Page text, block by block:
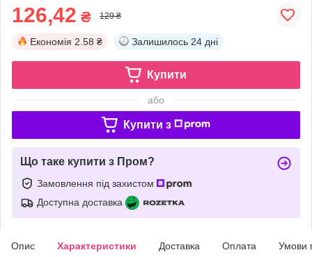
126,42 ₴ 129 ₴
Економія 2.58 ₴ Залишилось 24 дні
Купити
або
Купити з
Що таке купити з Пром?
Замовлення під захистом
Доступна доставка
Опис Характеристики Доставка Оплата Умови